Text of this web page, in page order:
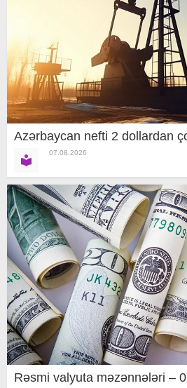
Azərbaycan nefti 2 dollardan
07.08.2026
Rəsmi valyuta məzənnələri –